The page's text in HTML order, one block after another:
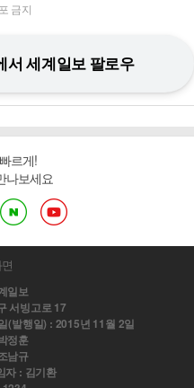
금지
서 세계일보 팔로우
르게!
나보세요
일보
서빙고로 17
(발행일) : 2015년 11월 2일
정훈
남규
자 : 김기환